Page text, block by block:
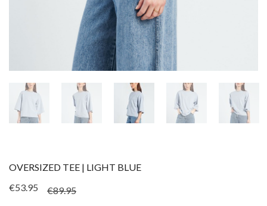
OVERSIZED TEE | LIGHT BLUE
€89.95
€53.95